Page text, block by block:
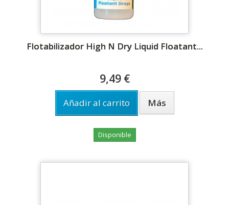
Flotabilizador High N Dry Liquid Floatant...
9,49 €
Añadir al carrito Más
Disponible